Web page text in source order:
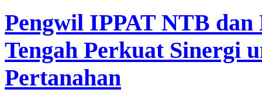
Pengwil IPPAT NTB
Tengah Perkuat Sinergi
Pertanahan